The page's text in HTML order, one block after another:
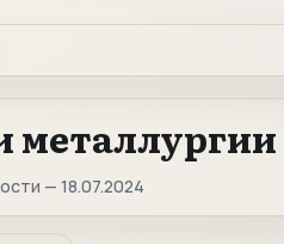
металлургии
— 18.07.2024